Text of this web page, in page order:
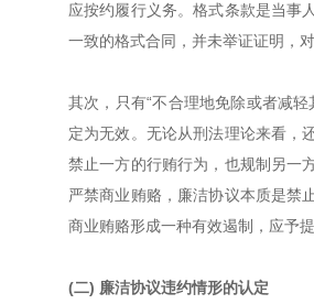
应按约履行义务。格式条款是当事
一致的格式合同，并未举证证明，
其次，只有“不合理地免除或者减
定为无效。无论从刑法理论来看，
禁止一方的行贿行为，也规制另一
严禁商业贿赂，廉洁协议本质是禁
商业贿赂形成一种有效遏制，应予
(二) 廉洁协议违约情形的认定